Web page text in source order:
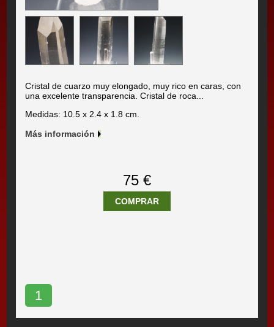
Cristal de cuarzo muy elongado, muy rico en caras, con
una excelente transparencia. Cristal de roca...
Medidas: 10.5 x 2.4 x 1.8 cm.
Más información
75 €
COMPRAR
1